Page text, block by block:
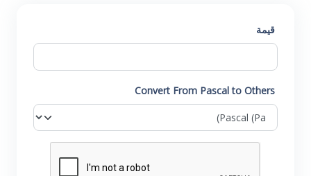
قيمة
Convert From Pascal to Others